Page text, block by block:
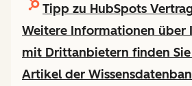
Tipp zu HubSpots
Weitere Informationen über
mit Drittanbietern finden
Artikel der